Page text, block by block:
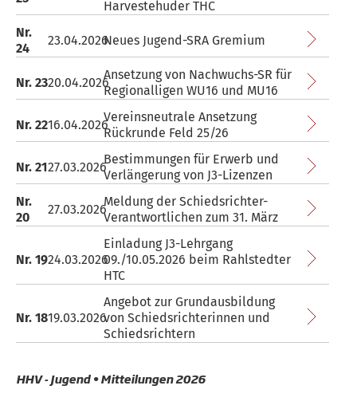
Harvestehuder THC
Nr.
24
23.04.2026Neues Jugend-SRA Gremium
Nr. 2320.04.2026
Ansetzung von Nachwuchs-SR für
Regionalligen WU16 und MU16
Nr. 2216.04.2026
Vereinsneutrale Ansetzung
Rückrunde Feld 25/26
Nr. 2127.03.2026
Bestimmungen für Erwerb und
Verlängerung von J3-Lizenzen
Nr.
20
27.03.2026
Meldung der Schiedsrichter-
Verantwortlichen zum 31. März
Nr. 1924.03.2026
Einladung J3-Lehrgang
09./10.05.2026 beim Rahlstedter
HTC
Nr. 1819.03.2026
Angebot zur Grundausbildung
von Schiedsrichterinnen und
Schiedsrichtern
HHV - Jugend • Mitteilungen 2026